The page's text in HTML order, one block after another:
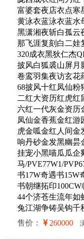
富婆套夜店衣点寒
黄泳衣蓝泳衣蓝水
黑潇湘夜斩白孤云
那飞涯复刻白二娃
320成衣黑狄仁杰
披风白狐裘山屏月
卷鸾羽集夜访玄花
68披风十红凤仙粉
二红大资历红虎红
六红一代灰金资历
凤仙金香蕉金红游
虎金呱金红人间金
响丹砂金发黑幽昙
挂宠小黑喵瓜瓜企
马/PVE77W1/
书17W奇遇书15W
书朝继拓印
44个济苍生流年如
兔江湖争铸吴钩千
售价：
260000